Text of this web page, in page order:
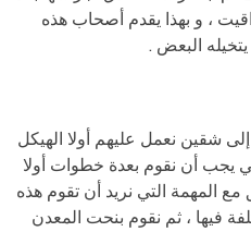
، و بهذا يقدم أصحاب هذه
البعض .
شقين نعمل عليهم أولا الهيكل
يجب أن نقوم بعدة خطوات أولا
المهمة التي نريد أن تقوم هذه
فيها ، ثم نقوم بنحت المعدن